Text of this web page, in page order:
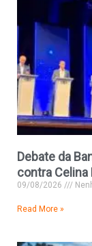
Debate da
contra Celina
09/08/2026
Read More »